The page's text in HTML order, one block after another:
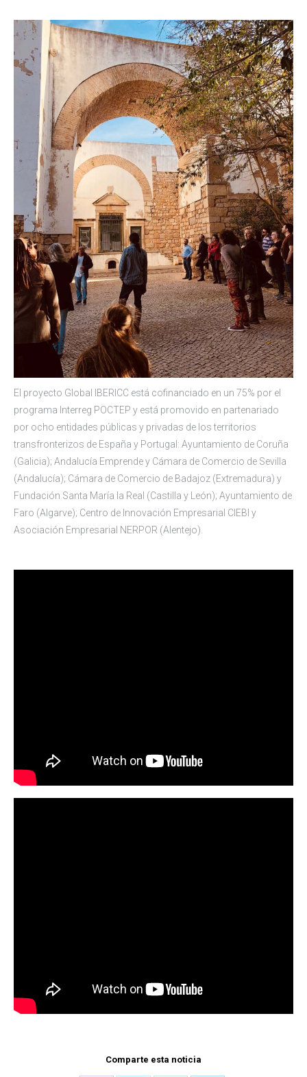
El proyecto Global IBERICC está cofinanciado en un 75% por el
programa Interreg POCTEP y está promovido en partenariado
por ocho entidades públicas y privadas de los territorios
transfronterizos de España y Portugal: Ayuntamiento de Coruña
(Galicia); Andalucía Emprende y Cámara de Comercio de Sevilla
(Andalucía); Cámara de Comercio de Badajoz (Extremadura) y
Fundación Santa María la Real (Castilla y León); Ayuntamiento de
Faro (Algarve); Centro de Innovación Empresarial CIEBI y
Asociación Empresarial NERPOR (Alentejo).
Comparte esta noticia